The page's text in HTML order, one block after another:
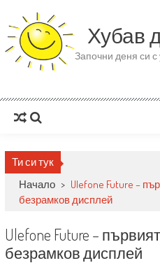
Хубав
Започни деня си с
Ти си тук
Начало > Ulefone Future –
безрамков дисплей
Ulefone Future –
безрамков дисплей